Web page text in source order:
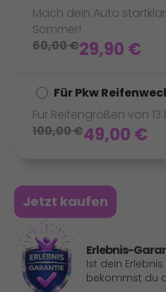
Mach dein Auto
Sommer!
60,00€29,90 €
Für Pkw
Für Reifengrößen von 13
100,00€49,00 €
Jetzt kaufen
Erlebnis-
Ist dein
bekommst du